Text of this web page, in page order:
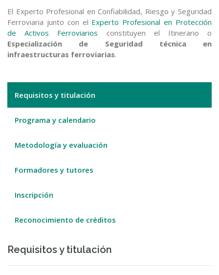
El Experto Profesional en Confiabilidad, Riesgo y Seguridad
Ferroviaria junto con el Experto Profesional en Protección
de Activos Ferroviarios constituyen el Itinerario o
Especialización de Seguridad técnica en
infraestructuras ferroviarias.
Requisitos y titulación
Programa y calendario
Metodología y evaluación
Formadores y tutores
Inscripción
Reconocimiento de créditos
Requisitos y titulación